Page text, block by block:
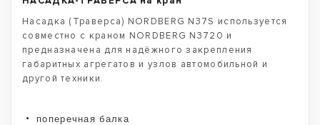
Насадка (Траверса) NORDBERG N37S используется
совместно с краном NORDBERG N3720 и
предназначена для надёжного закрепления
габаритных агрегатов и узлов автомобильной и
другой техники.
поперечная балка